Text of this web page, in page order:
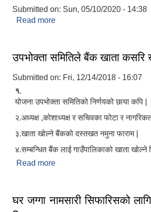
Submitted on: Sun, 05/10/2020 - 14:38
Read more
उपभोक्ता समितिले बैंक खाता
Submitted on: Fri, 12/14/2018 - 16:07
१.
योजना उपभोक्ता समितिको निर्णयको छाया कपि |
२.अध्यक्ष ,कोशाध्यक्ष र सचिवका फोटा र
३.खाता खोल्ने बैंकको दस्तखत नमुना फाराम |
४.सम्बन्धित बैंक लाई गाउँपालिकाको खाता खोल्ने
Read more
घर जग्गा नामसारी सिफारिसको